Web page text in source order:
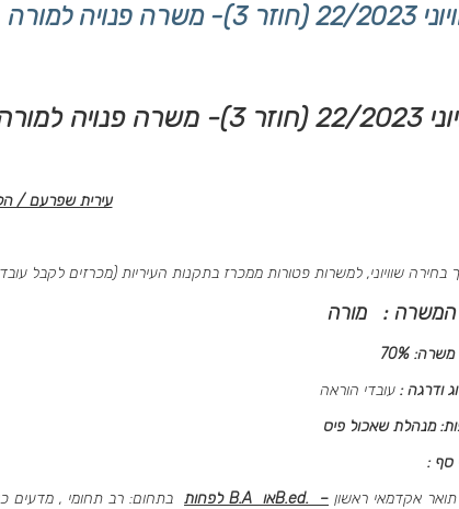
פנויה למורה
למורה
עירית שפרעם / הליך
שוויוני, למשרות פטורות ממכרז בתקנות העיריות (מכרזים לקבל
: מורה
70%
: עובדי הוראה
מנהלת שאכול פיס
סף :
אקדמאי ראשון –
B.ed.או B.A לפחות בתחום: רב תחומי , מדעים